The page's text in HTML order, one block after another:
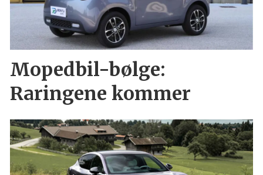
Mopedbil-bølge:
Raringene kommer